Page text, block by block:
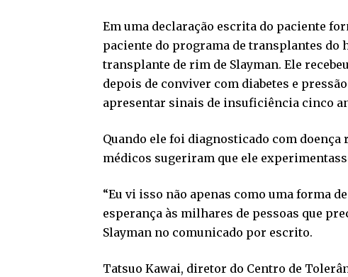
Em uma declaração escrita do paciente
paciente do programa de transplantes do
transplante de rim de Slayman. Ele
depois de conviver com diabetes e
apresentar sinais de insuficiência cinco
Quando ele foi diagnosticado com
médicos sugeriram que ele
“Eu vi isso não apenas como uma forma
esperança às milhares de pessoas que
Slayman no comunicado por escrito.
Tatsuo Kawai, diretor do Centro de